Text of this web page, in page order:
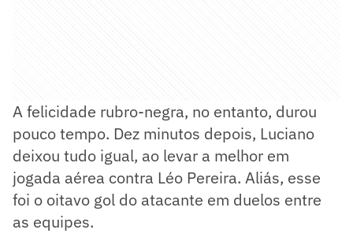
A felicidade rubro-negra, no entanto, durou
pouco tempo. Dez minutos depois, Luciano
deixou tudo igual, ao levar a melhor em
jogada aérea contra Léo Pereira. Aliás, esse
foi o oitavo gol do atacante em duelos entre
as equipes.